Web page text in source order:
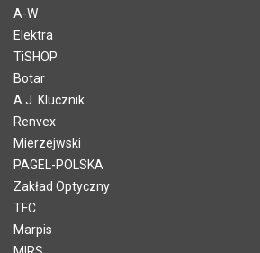
A-W
Elektra
TiSHOP
Botar
A.J. Klucznik
Renvex
Mierzejwski
PAGEL-POLSKA
Zakład Optyczny
TFC
Marpis